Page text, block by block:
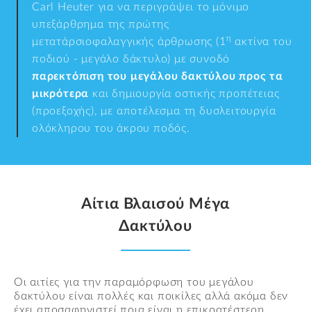
Carl Heuter για να περιγράψει το μόνιμο
υπεξάρθρημα της πρώτης
μετατάρσιοφαλαγγικής άρθρωσης (1 η ακτίνα του
ποδιού - μεγάλο δάκτυλο) με συνοδό
παρεκτόπιση του μεγάλου δακτύλου προς τα
μικρότερα και δημιουργία οστικής προπέτειας
(προεξοχής), με αποτέλεσμα τη δυσλειτουργία
ολόκληρου του άκρου ποδός.
Αίτια Βλαισού Μέγα
Δακτύλου
Οι αιτίες για την παραμόρφωση του μεγάλου
δακτύλου είναι πολλές και ποικίλες αλλά ακόμα δεν